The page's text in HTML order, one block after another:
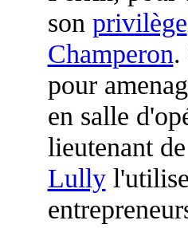
son privilège
Champeron.
pour
en salle
lieutenant
Lully